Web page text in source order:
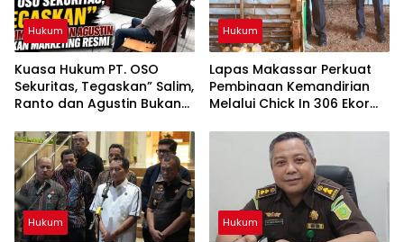
Hukum
Kuasa Hukum PT. OSO
Sekuritas, Tegaskan” Salim,
Ranto dan Agustin Bukan
Hukum
Lapas Makassar Perkuat
Pembinaan Kemandirian
Melalui Chick In 306 Ekor
Hukum Hukum